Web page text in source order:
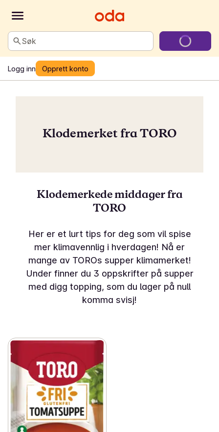
Søk
Logg inn Opprett konto
Klodemerket fra TORO
Klodemerkede middager fra
TORO
Her er et lurt tips for deg som vil spise
mer klimavennlig i hverdagen! Nå er
mange av TOROs supper klimamerket!
Under finner du 3 oppskrifter på supper
med digg topping, som du lager på null
komma svisj!